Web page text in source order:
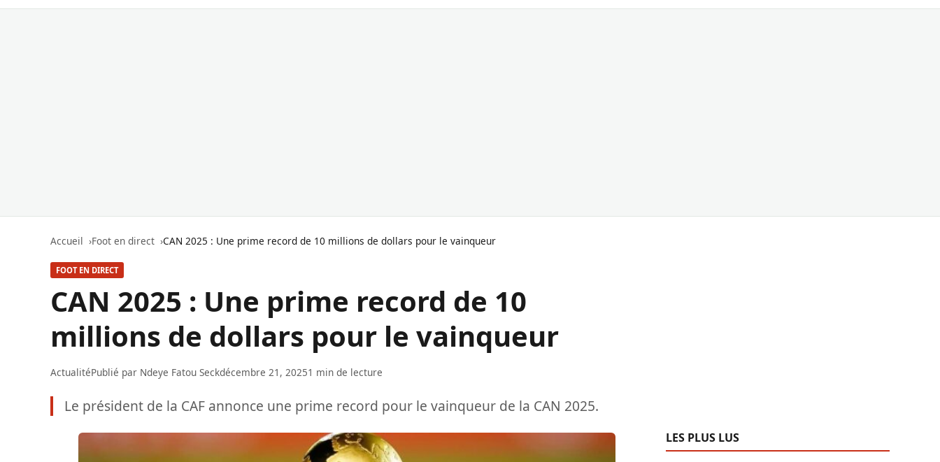
Accueil Foot en direct CAN 2025 : Une prime record de 10 millions de dollars pour le vainqueur
FOOT EN DIRECT
CAN 2025 : Une prime record de 10
millions de dollars pour le vainqueur
ActualitéPublié par Ndeye Fatou Seckdécembre 21, 20251 min de lecture
Le président de la CAF annonce une prime record pour le vainqueur de la CAN 2025.
LES PLUS LUS